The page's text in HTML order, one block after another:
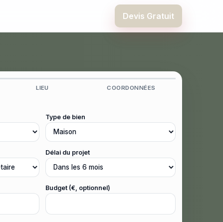
Devis Gratuit
LIEU COORDONNÉES
Type de bien
Délai du projet
Budget (€, optionnel)